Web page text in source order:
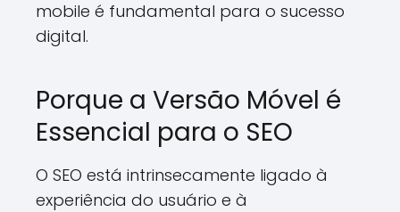
mobile é fundamental para o sucesso
digital.
Porque a Versão Móvel é
Essencial para o SEO
O SEO está intrinsecamente ligado à
experiência do usuário e à